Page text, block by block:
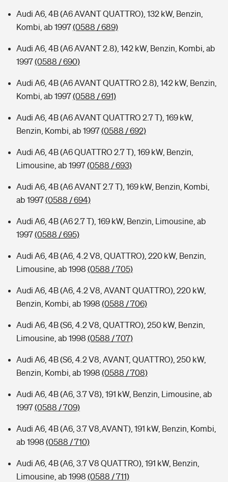
Audi A6, 4B (A6 AVANT QUATTRO), 132 kW, Benzin,
Kombi, ab 1997(0588 / 689)
Audi A6, 4B (A6 AVANT 2.8), 142 kW, Benzin, Kombi, ab
1997(0588 / 690)
Audi A6, 4B (A6 AVANT QUATTRO 2.8), 142 kW, Benzin,
Kombi, ab 1997(0588 / 691)
Audi A6, 4B (A6 AVANT QUATTRO 2.7 T), 169 kW,
Benzin, Kombi, ab 1997(0588 / 692)
Audi A6, 4B (A6 QUATTRO 2.7 T), 169 kW, Benzin,
Limousine, ab 1997(0588 / 693)
Audi A6, 4B (A6 AVANT 2.7 T), 169 kW, Benzin, Kombi,
ab 1997(0588 / 694)
Audi A6, 4B (A6 2.7 T), 169 kW, Benzin, Limousine, ab
1997(0588 / 695)
Audi A6, 4B (A6, 4.2 V8, QUATTRO), 220 kW, Benzin,
Limousine, ab 1998 (0588 / 705)
Audi A6, 4B (A6, 4.2 V8, AVANT QUATTRO), 220 kW,
Benzin, Kombi, ab 1998 (0588 / 706)
Audi A6, 4B (S6, 4.2 V8, QUATTRO), 250 kW, Benzin,
Limousine, ab 1998 (0588 / 707)
Audi A6, 4B (S6, 4.2 V8, AVANT, QUATTRO), 250 kW,
Benzin, Kombi, ab 1998 (0588 / 708)
Audi A6, 4B (A6, 3.7 V8), 191 kW, Benzin, Limousine, ab
1997(0588 / 709)
Audi A6, 4B (A6, 3.7 V8,AVANT), 191 kW, Benzin, Kombi,
ab 1998 (0588 / 710)
Audi A6, 4B (A6, 3.7 V8 QUATTRO), 191 kW, Benzin,
Limousine, ab 1998 (0588 / 711)